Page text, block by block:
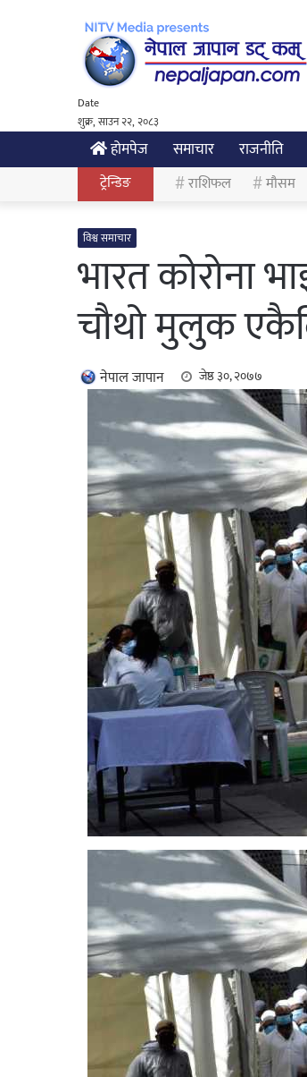
Date
शुक्र, साउन २२, २०८३
होमपेज समाचार राजनीति
ट्रेन्डिङ राशिफल मौसम
विश्व समाचार
भारत कोरोना
चौथो मुलुक
नेपाल जापान जेष्ठ ३०, २०७७